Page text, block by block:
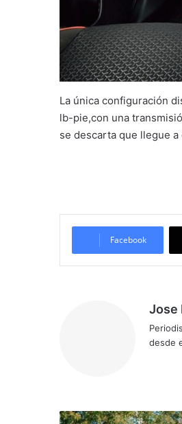
La única configuración
lb-pie,con una
se descarta que llegue
Facebook
Jose
desde
El